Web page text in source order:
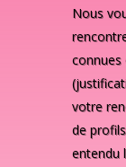
Nous
connues
votre
de
entendu